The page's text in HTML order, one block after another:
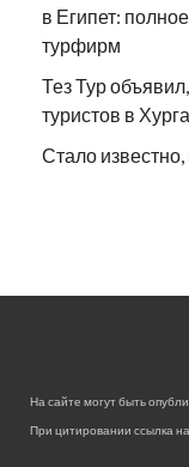
в Египет:
турфирм
Тез Тур
туристов в
Стало
На сайте могут быть
При цитировании ссылка